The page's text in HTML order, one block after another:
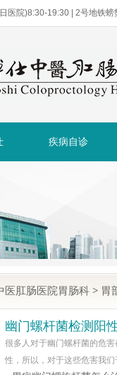
医院)8:30-19:30 | 2号地铁
疾病自诊
医肛肠医院胃肠科 > 胃
幽门螺杆菌检测阳
很多人对于幽门螺杆菌的危
性，所以，对于这些危害我